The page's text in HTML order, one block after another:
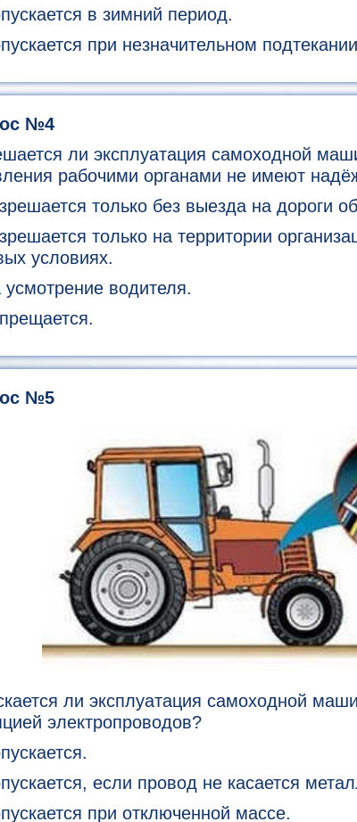
в зимний период.
при незначительном
№4
ли эксплуатация самоходной
рабочими органами не имеют
только без выезда на дороги
только на территории
условиях.
усмотрение водителя.
№5
ли эксплуатация самоходной
электропроводов?
если провод не касается
при отключенной массе.